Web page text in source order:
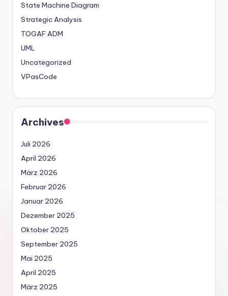
State Machine Diagram
Strategic Analysis
TOGAF ADM
UML
Uncategorized
VPasCode
Archives
Juli 2026
April 2026
März 2026
Februar 2026
Januar 2026
Dezember 2025
Oktober 2025
September 2025
Mai 2025
April 2025
März 2025